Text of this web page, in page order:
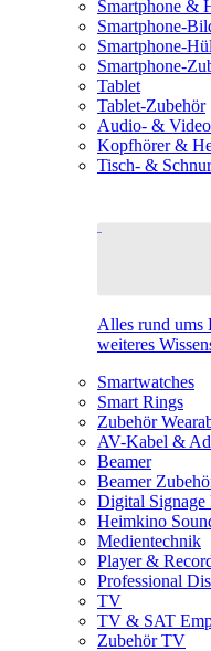
Smartphone &
Smartphone-
Smartphone-
Smartphone-
Tablet
Tablet-Zubehör
Audio- &
Kopfhörer &
Tisch- &
Alles rund ums
weiteres
Smartwatches
Smart Rings
Zubehör
AV-Kabel &
Beamer
Beamer
Digital Signage
Heimkino
Medientechnik
Player &
Professional
TV
TV & SAT
Zubehör TV